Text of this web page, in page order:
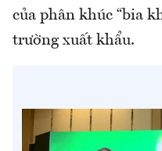
của phân khúc “bia
trường xuất khẩu.